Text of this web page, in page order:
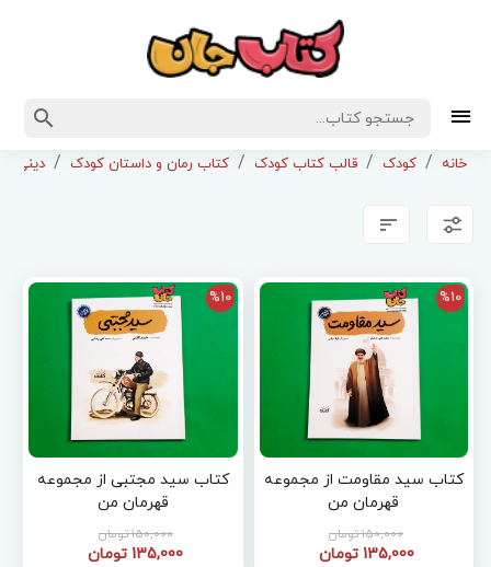
خانه کودک قالب کتاب کودک کتاب رمان و داستان کودک دینی
%10
کتاب سید مقاومت از مجموعه
قهرمان من
150,000 تومان
135,000 تومان
%10
کتاب سید مجتبی از مجموعه
قهرمان من
150,000 تومان
135,000 تومان